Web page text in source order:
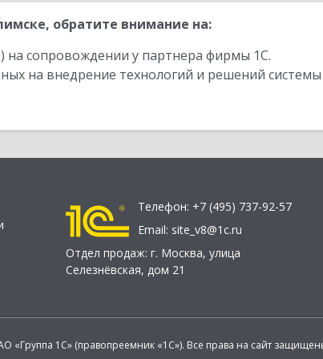
обратите внимание на:
на сопровождении у партнера фирмы 1С.
на внедрение технологий и решений
Телефон: +7 (495) 737-92-57
Email: site_v8@1c.ru
Отдел продаж: г. Москва, улица
Селезнёвская, дом 21
«Группа 1С» (правопреемник «1С»). Все права на сайт